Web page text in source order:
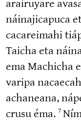
náinaji­capuca
ca­ca­reimahi
Taicha eta
ema Machicha
varipa
achaneana,
crusu éma. 7